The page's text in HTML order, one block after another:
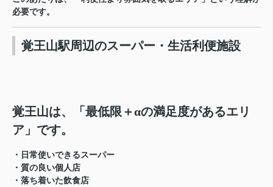
必要です。
覚王山駅周辺のスーパー・生活利便施設
覚王山は、「最低限＋αの満足度があるエリ
ア」です。
・日常使いできるスーパー
・質の良い個人店
・落ち着いた飲食店